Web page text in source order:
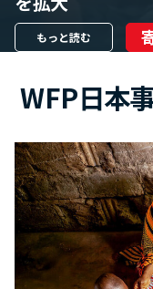
もっと読む
WFP日本